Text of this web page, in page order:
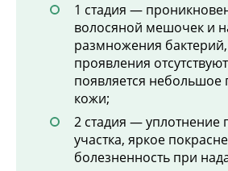
1 стадия —
волосяной мешочек и
размножения
проявления
появляется небольшое
кожи;
2 стадия — уплотнение
участка, яркое
болезненность при